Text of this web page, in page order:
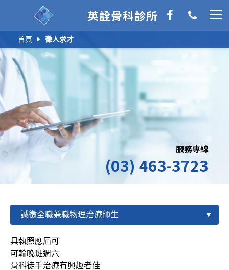
英詮骨科診所
服務專線
(03) 463-3723
首頁 徵人求才
具執照應屆可
可輪晚班週六
骨科徒手治療有興趣者佳